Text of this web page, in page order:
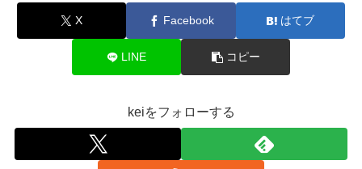
X Facebook はてブ
LINE コピー
keiをフォローする